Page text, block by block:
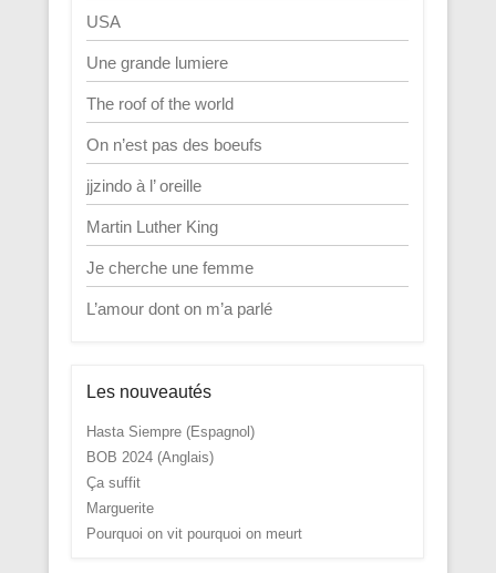
USA
Une grande lumiere
The roof of the world
On n’est pas des boeufs
jjzindo à l’ oreille
Martin Luther King
Je cherche une femme
L’amour dont on m’a parlé
Les nouveautés
Hasta Siempre (Espagnol)
BOB 2024 (Anglais)
Ça suffit
Marguerite
Pourquoi on vit pourquoi on meurt